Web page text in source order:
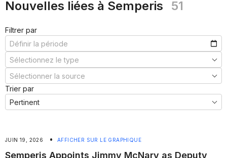
Nouvelles liées à Semperis 51
Filtrer par
Trier par
JUIN 19, 2026 • AFFICHER SUR LE GRAPHIQUE
Semperis Appoints Jimmy McNary as Deputy